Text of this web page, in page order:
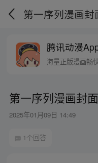
第一序列漫画封
腾讯动漫
海量正版漫画畅
第一序列漫画封面
2025年01月09日 14:49
1个回答